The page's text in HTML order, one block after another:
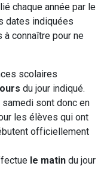
chaque année par le
dates indiquées
connaître pour ne
scolaires
du jour indiqué.
sont donc en
les élèves qui ont
officiellement
le matin du jour